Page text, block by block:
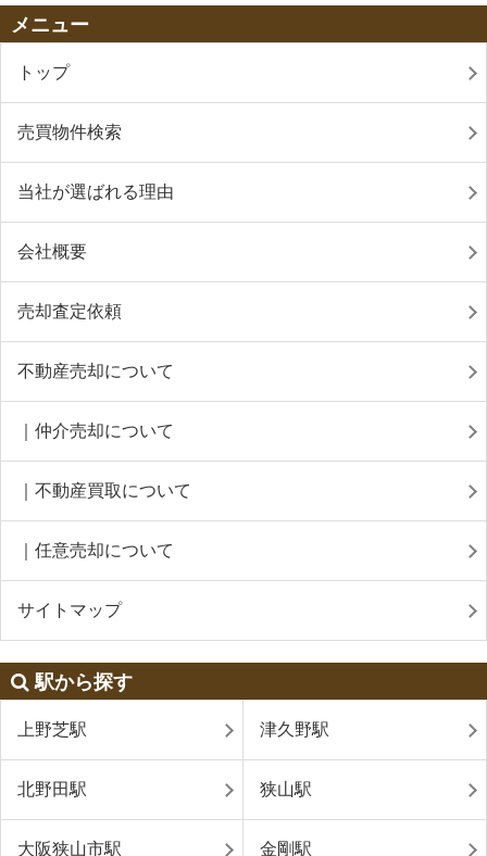
メニュー
トップ
売買物件検索
当社が選ばれる理由
会社概要
売却査定依頼
不動産売却について
｜仲介売却について
｜不動産買取について
｜任意売却について
サイトマップ
駅から探す
上野芝駅 津久野駅
北野田駅 狭山駅
大阪狭山市駅 金剛駅